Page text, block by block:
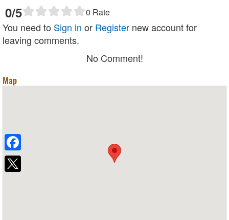
0/5 0 Rate
You need to Sign in or Register new account for
leaving comments.
No Comment!
Map
Facebook